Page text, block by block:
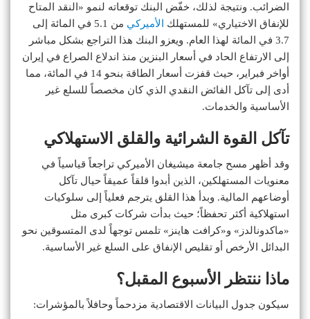
الضرائب. ونتيجة لذلك، خفّض البنك توقعاته لنمو «النقد المتاح
للإنفاق الاختياري» للمستهلك
الأميركي
من 5.1 في المائة إلى
3.7 في المائة لهذا العام. ويعزو البنك هذا التراجع بشكل مباشر
إلى الارتفاع الحاد في أسعار البنزين منذ اندلاع الصراع في إيران
أواخر فبراير، حيث قفزت أسعار الطاقة بنحو 14 في المائة، مما
أدى إلى تآكل الفائض النقدي الذي كان مخصصاً للسلع غير
الأساسية والخدمات.
تآكل القوة الشرائية والقلق الاستهلاكي
وقد أظهر مسح جامعة ميشيغان الأميركي تراجعاً قياسياً في
معنويات المستهلكين، الذين أبدوا قلقاً عميقاً حيال تآكل
أوضاعهم المالية. وبدأ هذا القلق يترجم فعلياً إلى سلوكيات
استهلاكية أكثر تحفظاً؛ حيث بدأت شركات كبرى مثل
«ماكدونالدز» و«كرافت هاينز» تلمس توجهاً لدى المتسوقين نحو
البدائل الأرخص أو تقليص الإنفاق على السلع غير الأساسية.
ماذا ننتظر الأسبوع المقبل؟
سيكون جدول البيانات الاقتصادية مزدحماً وحافلاً بالمؤشرات: